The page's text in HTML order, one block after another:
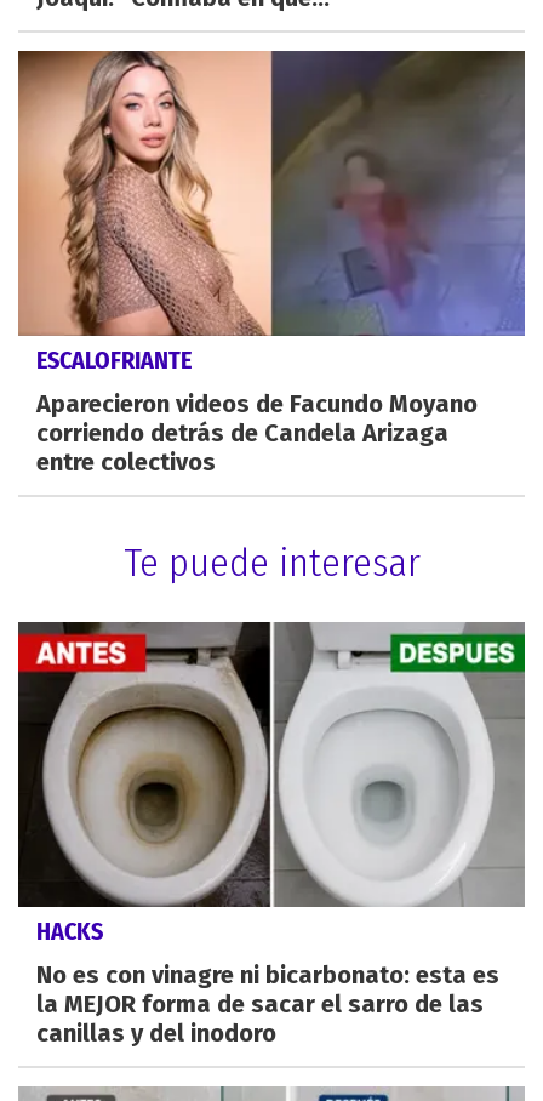
ESCALOFRIANTE
Aparecieron videos de Facundo Moyano
corriendo detrás de Candela Arizaga
entre colectivos
Te puede interesar
HACKS
No es con vinagre ni bicarbonato: esta es
la MEJOR forma de sacar el sarro de las
canillas y del inodoro